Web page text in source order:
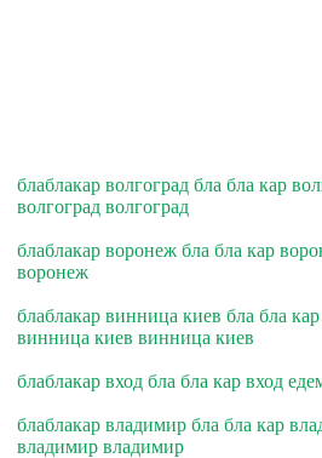
блаблакар волгоград бла бла кар
волгоград волгоград
блаблакар воронеж бла бла кар
воронеж
блаблакар винница киев бла бла
винница киев винница киев
блаблакар вход бла бла кар вход
блаблакар владимир бла бла кар
владимир владимир